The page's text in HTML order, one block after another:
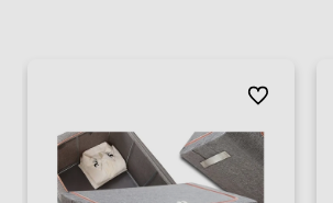
Do ulubionych